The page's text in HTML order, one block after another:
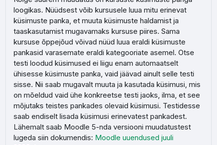
loogikas. Nüüdsest võib kursusele luua mitu erinevat
küsimuste panka, et muuta küsimuste haldamist ja
taaskasutamist mugavamaks kursuse piires. Sama
kursuse õppejõud võivad nüüd luua eraldi küsimuste
pankasid varasemate eraldi kategooriate asemel. Otse
testi loodud küsimused ei liigu enam automaatselt
ühisesse küsimuste panka, vaid jäävad ainult selle testi
sisse. Nii saab mugavalt muuta ja kasutada küsimusi, mis
on mõeldud vaid ühe konkreetse testi jaoks, ilma, et see
mõjutaks teistes pankades olevaid küsimusi. Testidesse
saab endiselt lisada küsimusi erinevatest pankadest.
Lähemalt saab Moodle 5-nda versiooni muudatustest
lugeda siin dokumendis: Moodle uuendused juuli